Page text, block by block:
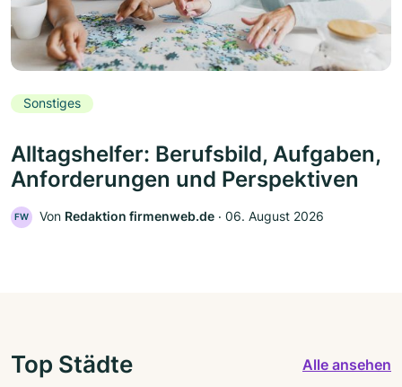
Sonstiges
Alltagshelfer: Berufsbild, Aufgaben,
Anforderungen und Perspektiven
FW Von Redaktion firmenweb.de ‧ 06. August 2026
Top Städte Alle ansehen